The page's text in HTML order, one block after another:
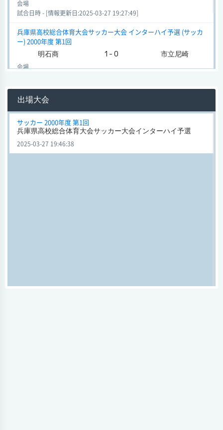
会場
試合日時 - [情報更新日:2025-03-27 19:27:49]
兵庫県高校総合体育大会サッカー大会 インターハイ予選 (サッカ
ー) 2000年度 第1回
明石商 1 - 0 市立尼崎
会場
兵庫県高校総合体育大会サッカー大会 インターハイ予選 (サッカ
ー) 2000年度 第1回
会場
出場大会
サッカー 2000年度 第1回
兵庫県高校総合体育大会サッカー大会インターハイ予選
2025-03-27 19:46:38